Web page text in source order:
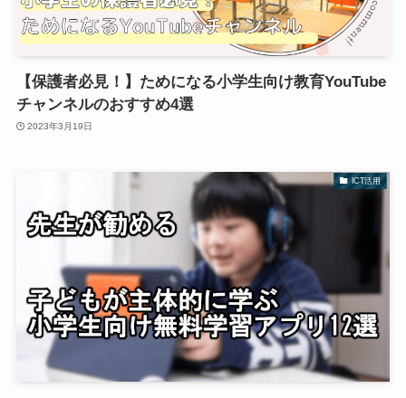
【保護者必見！】ためになる小学生向け教育YouTube
チャンネルのおすすめ4選
2023年3月19日
ICT活用